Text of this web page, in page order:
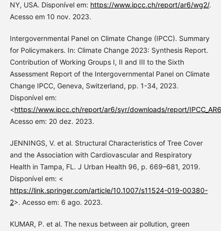
NY, USA. Disponível em: https://www.ipcc.ch/report/ar6/wg2/.
Acesso em 10 nov. 2023.
Intergovernmental Panel on Climate Change (IPCC). Summary
for Policymakers. In: Climate Change 2023: Synthesis Report.
Contribution of Working Groups I, II and III to the Sixth
Assessment Report of the Intergovernmental Panel on Climate
Change IPCC, Geneva, Switzerland, pp. 1-34, 2023.
Disponível em:
<https://www.ipcc.ch/report/ar6/syr/downloads/report/
Acesso em: 20 dez. 2023.
JENNINGS, V. et al. Structural Characteristics of Tree Cover
and the Association with Cardiovascular and Respiratory
Health in Tampa, FL. J Urban Health 96, p. 669–681, 2019.
Disponível em: <
https://link.springer.com/article/10.1007/s11524-019-00380-
2>. Acesso em: 6 ago. 2023.
KUMAR, P. et al. The nexus between air pollution, green